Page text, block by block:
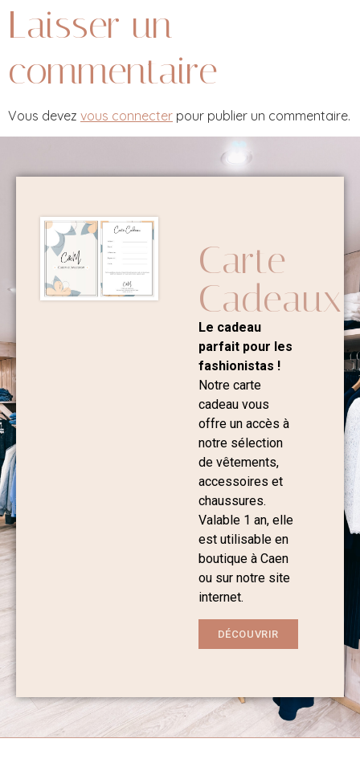
Laisser un
commentaire
Vous devez vous connecter pour publier un commentaire.
Carte
Cadeaux
Le cadeau
parfait pour les
fashionistas !
Notre carte
cadeau vous
offre un accès à
notre sélection
de vêtements,
accessoires et
chaussures.
Valable 1 an, elle
est utilisable en
boutique à Caen
ou sur notre site
internet.
DÉCOUVRIR